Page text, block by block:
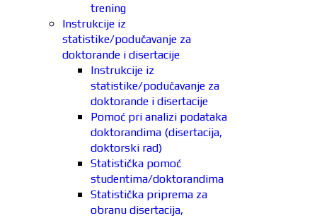
trening
Instrukcije iz
statistike/podučavanje za
doktorande i disertacije
Instrukcije iz
statistike/podučavanje za
doktorande i disertacije
Pomoć pri analizi podataka
doktorandima (disertacija,
doktorski rad)
Statistička pomoć
studentima/doktorandima
Statistička priprema za
obranu disertacija,